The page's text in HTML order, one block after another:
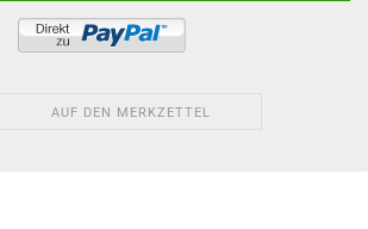
AUF DEN MERKZETTEL